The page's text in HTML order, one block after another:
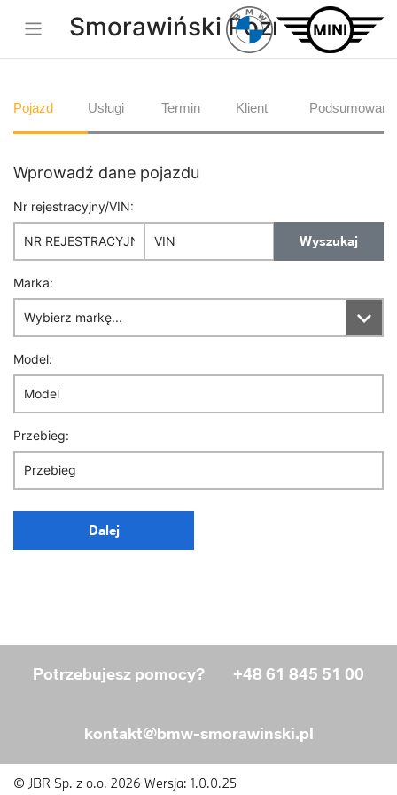
Smorawiński Poznań
Pojazd Usługi Termin Klient
Wprowadź dane pojazdu
Nr rejestracyjny/VIN:
Wyszukaj
Marka:
Model:
Przebieg:
Dalej
Potrzebujesz pomocy? +48 61 845 51 00
kontakt@bmw-smorawinski.pl
© JBR Sp. z o.o. 2026 Wersja: 1.0.0.25